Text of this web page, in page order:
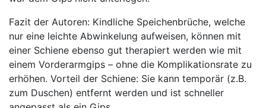
Fazit der Autoren: Kindliche Speichenbrüche, welche
nur eine leichte Abwinkelung aufweisen, können mit
einer Schiene ebenso gut therapiert werden wie mit
einem Vorderarmgips – ohne die Komplikationsrate zu
erhöhen. Vorteil der Schiene: Sie kann temporär (z.B.
zum Duschen) entfernt werden und ist schneller